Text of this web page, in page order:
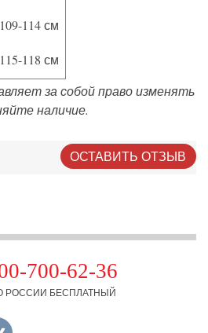
109-114 см
115-118 см
за собой право изменять
наличие.
ОСТАВИТЬ ОТЗЫВ
700-62-36
РОССИИ БЕСПЛАТНЫЙ